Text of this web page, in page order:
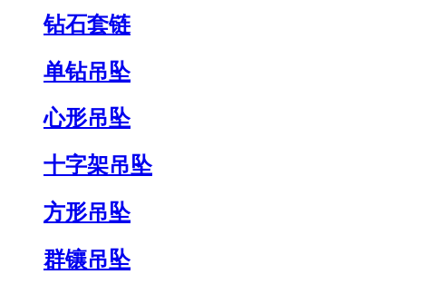
钻石套链
单钻吊坠
心形吊坠
十字架吊坠
方形吊坠
群镶吊坠